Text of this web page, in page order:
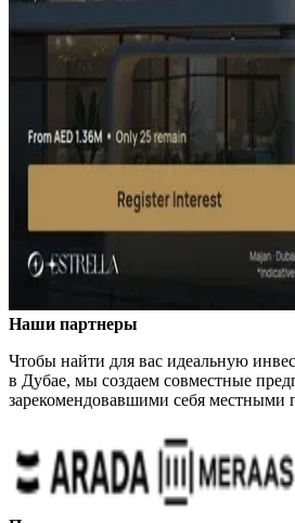
Наши партнеры
Чтобы найти для вас идеальную
в Дубае, мы создаем совместные
зарекомендовавшими себя местными